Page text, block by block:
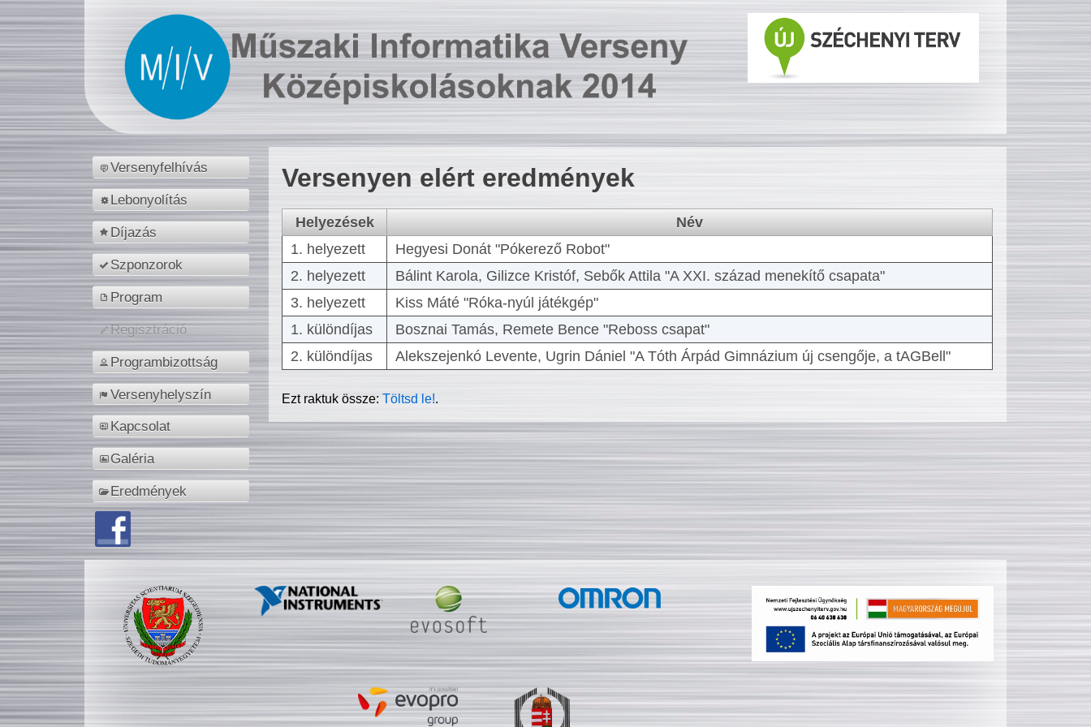
Versenyfelhívás
Lebonyolítás
Díjazás
Szponzorok
Program
Regisztráció
Programbizottság
Versenyhelyszín
Kapcsolat
Galéria
Eredmények
Versenyen elért eredmények
Helyezések
Név
1. helyezett
Hegyesi Donát "Pókerező Robot"
2. helyezett
Bálint Karola, Gilizce Kristóf, Sebők Attila "A XXI. század menekítő csapata"
3. helyezett
Kiss Máté "Róka-nyúl játékgép"
1. különdíjas
Bosznai Tamás, Remete Bence "Reboss csapat"
2. különdíjas
Alekszejenkó Levente, Ugrin Dániel "A Tóth Árpád Gimnázium új csengője, a tAGBell"
Ezt raktuk össze:Töltsd le!.